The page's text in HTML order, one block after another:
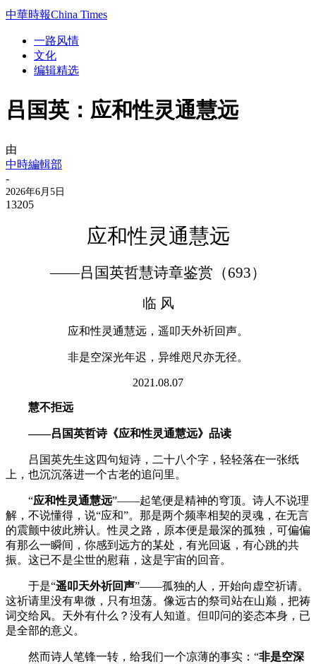
中華時報China Times
一路风情
文化
编辑精选
吕国英：应和性灵通慧远
由
中時編輯部
-
2026年6月5日
13205
应和性灵通慧远
——吕国英哲慧诗章鉴赏（693）
临 风
应和性灵通慧远，遥叩天外祈回声。
非是空深光年迟，异维咫尺亦无径。
2021.08.07
慧不拒远
——吕国英哲诗《应和性灵通慧远》品读
吕国英先生这四句短诗，二十八个字，轻轻落在一张纸
上，也沉沉落进一个古老的追问里。
“应和性灵通慧远”——起笔便是精神的穹顶。诗人不说理
解，不说懂得，说“应和”。那是两个频率相契的灵魂，在无言
的震颤中彼此辨认。性灵之路，原本便是最深的孤独，可偏偏
有那么一瞬间，你感到远方的某处，有光回返，有心跳的共
振。这已不是尘世的慰藉，这是宇宙的回音。
于是“遥叩天外祈回声”——孤独的人，开始向虚空祈请。
这祈请里没有卑微，只有坦荡。像远古的祭司站在山巅，把祷
词交给风。天外有什么？没有人知道。但叩问的姿态本身，已
是全部的意义。
然而诗人笔锋一转，给我们一个凉薄的事实： “非是空深